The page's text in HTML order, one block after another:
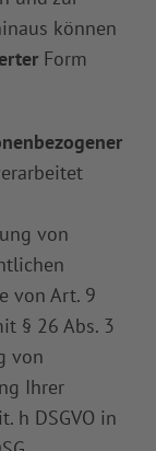
können
Form
von
von Art. 9
§ 26 Abs. 3
von
Ihrer
h DSGVO in